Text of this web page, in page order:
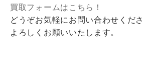
買取フォームはこちら！
どうぞお気軽にお問い合わせくださ
よろしくお願いいたします。